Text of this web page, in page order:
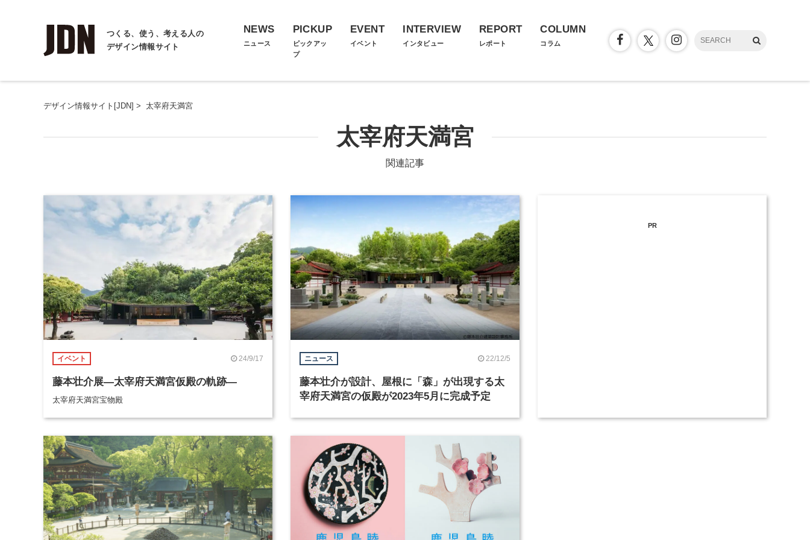
つくる、使う、考える人の
デザイン情報サイト
NEWS
ニュース
PICKUP
ピックアッ
プ
EVENT
イベント
INTERVIEW
インタビュー
REPORT
レポート
COLUMN
コラム
デザイン情報サイト[JDN] > 太宰府天満宮
太宰府天満宮
関連記事
イベント 24/9/17
藤本壮介展―太宰府天満宮仮殿の軌跡―
太宰府天満宮宝物殿
ニュース 22/12/5
藤本壮介が設計、屋根に「森」が出現する太
宰府天満宮の仮殿が2023年5月に完成予定
PR